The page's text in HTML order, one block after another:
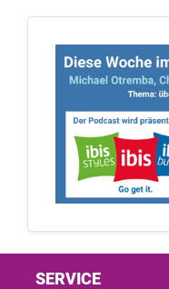
SERVICE